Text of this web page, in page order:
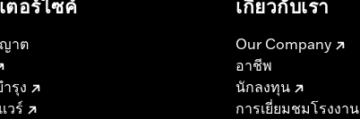
ตอร์ไซค์​
าต
รุง
วร์
เกี่ยวกับเรา
Our Company
อาชีพ
นักลงทุน
การเยี่ยมชมโรงงาน